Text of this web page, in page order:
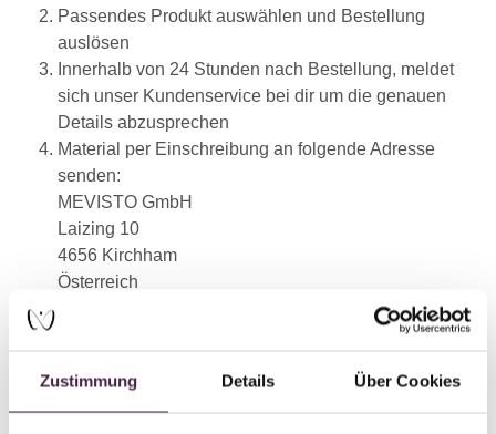
Zustimmung Details Über Cookies
Passendes Produkt auswählen und Bestellung
auslösen
Innerhalb von 24 Stunden nach Bestellung, meldet
sich unser Kundenservice bei dir um die genauen
Details abzusprechen
Material per Einschreibung an folgende Adresse
senden:
MEVISTO GmbH
Laizing 10
4656 Kirchham
Österreich
anonyme Bestattung der Restasche.)